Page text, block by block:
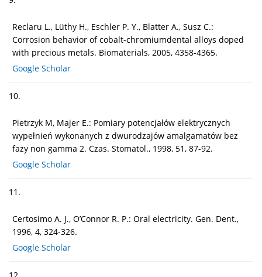
Reclaru L., Lüthy H., Eschler P. Y., Blatter A., Susz C.:
Corrosion behavior of cobalt-chromiumdental alloys doped
with precious metals. Biomaterials, 2005, 4358-4365.
Google Scholar
10.
Pietrzyk M, Majer E.: Pomiary potencjałów elektrycznych
wypełnień wykonanych z dwurodzajów amalgamatów bez
fazy non gamma 2. Czas. Stomatol., 1998, 51, 87-92.
Google Scholar
11.
Certosimo A. J., O’Connor R. P.: Oral electricity. Gen. Dent.,
1996, 4, 324-326.
Google Scholar